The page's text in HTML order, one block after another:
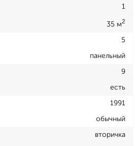
1
35 м2
5
панельный
9
есть
1991
обычный
вторичка